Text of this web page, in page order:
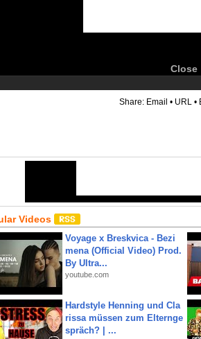
Close
Share: Email • URL •
Videos
Voyage x Breskvica - Bezi
mena (Official Video) Prod.
By Ultra...
youtube.com
Hardstyle Henning und Cla
rissa müssen zum Elternge
spräch? | ...